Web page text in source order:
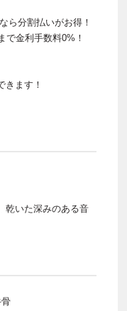
ら分割払いがお得！
で金利手数料0%！
きます！
乾いた深みのある音